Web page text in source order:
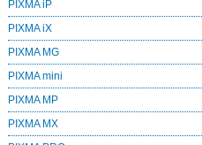
PIXMA iP
PIXMA iX
PIXMA MG
PIXMA mini
PIXMA MP
PIXMA MX